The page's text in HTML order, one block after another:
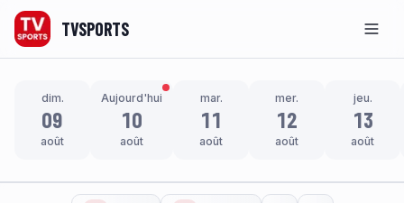
TVSPORTS
dim.
09
août
Aujourd'hui
10
août
mar.
11
août
mer.
12
août
jeu.
13
août